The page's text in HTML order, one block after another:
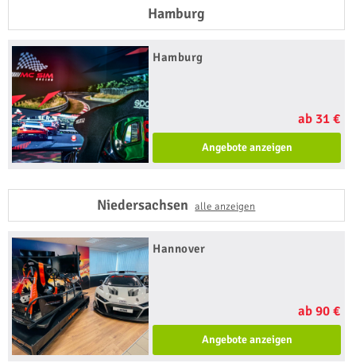
Hamburg
Hamburg
ab 31 €
Angebote anzeigen
Niedersachsenalle anzeigen
Hannover
ab 90 €
Angebote anzeigen